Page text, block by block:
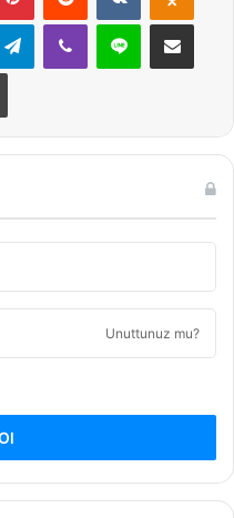
TelegramViber Line E-Posta ile
Yazdır
Unuttunuz mu?